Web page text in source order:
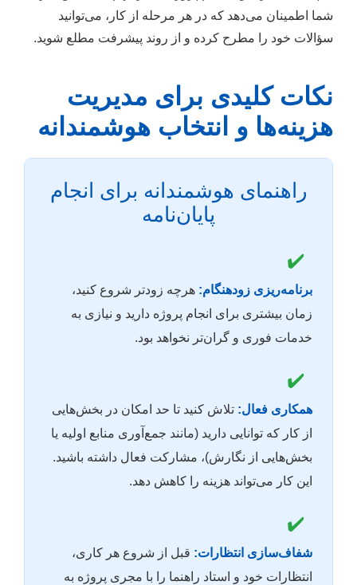
شما اطمینان می‌دهد که در هر مرحله از کار، می‌توانید
سؤالات خود را مطرح کرده و از روند پیشرفت مطلع شوید.
نکات کلیدی برای مدیریت
هزینه‌ها و انتخاب هوشمندانه
راهنمای هوشمندانه برای انجام
پایان‌نامه
✔️
برنامه‌ریزی زودهنگام: هرچه زودتر شروع کنید،
زمان بیشتری برای انجام پروژه دارید و نیازی به
خدمات فوری و گران‌تر نخواهد بود.
✔️
همکاری فعال: تلاش کنید تا حد امکان در بخش‌هایی
از کار که توانایی دارید (مانند جمع‌آوری منابع اولیه یا
بخش‌هایی از نگارش)، مشارکت فعال داشته باشید.
این کار می‌تواند هزینه را کاهش دهد.
✔️
شفاف‌سازی انتظارات: قبل از شروع هر کاری،
انتظارات خود و استاد راهنما را با مجری پروژه به